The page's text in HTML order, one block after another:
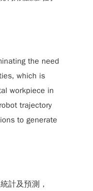
the need
which is
workpiece in
trajectory
to generate
計及預測，